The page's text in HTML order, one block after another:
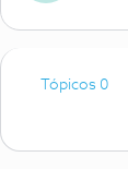
Tópicos 0